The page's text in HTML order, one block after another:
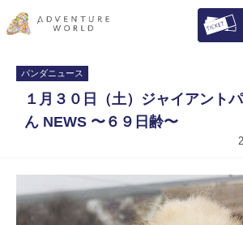
パンダニュース
１月３０日（土）ジャイアント
ん NEWS 〜６９日齢〜